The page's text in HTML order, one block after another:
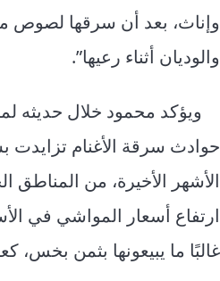
وإناث، بعد أن سرقها لصوص
والوديان أثناء رعيها”.
ويؤكد محمود خلال حديثه
حوادث سرقة الأغنام
الأشهر الأخيرة، من المناطق
ارتفاع أسعار المواشي في
غالبًا ما يبيعونها بثمن بخس،